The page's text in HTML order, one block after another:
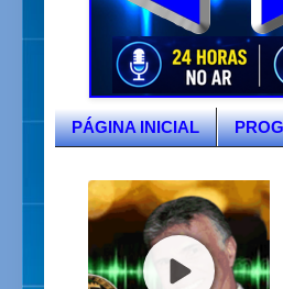
PÁGINA INICIAL